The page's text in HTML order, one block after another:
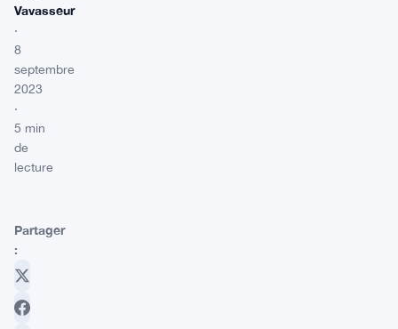
Vavasseur
·
8
septembre
2023
·
5 min
de
lecture
Partager
: